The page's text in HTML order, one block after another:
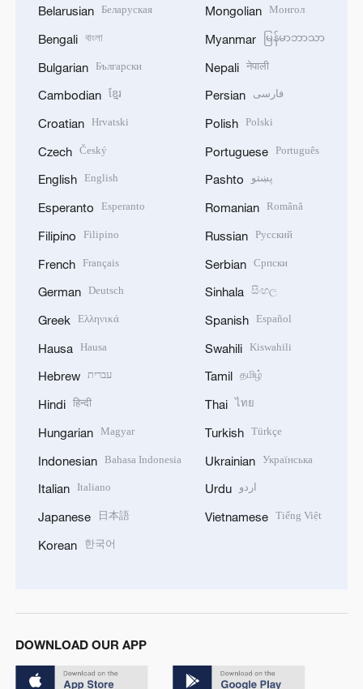
Belarusian Беларуская
Bengali বাংলা
Bulgarian Български
Cambodian ខ្មែរ
Croatian Hrvatski
Czech Český
English English
Esperanto Esperanto
Filipino Filipino
French Français
German Deutsch
Greek Ελληνικά
Hausa Hausa
Hebrew עברית
Hindi हिन्दी
Hungarian Magyar
Indonesian Bahasa Indonesia
Italian Italiano
Japanese 日本語
Korean 한국어
Mongolian Монгол
Myanmar မြန်မာဘာသာ
Nepali नेपाली
Persian فارسی
Polish Polski
Portuguese Português
Pashto پښتو
Romanian Română
Russian Русский
Serbian Српски
Sinhala සිංහල
Spanish Español
Swahili Kiswahili
Tamil தமிழ்
Thai ไทย
Turkish Türkçe
Ukrainian Українська
Urdu اردو
Vietnamese Tiếng Việt
DOWNLOAD OUR APP